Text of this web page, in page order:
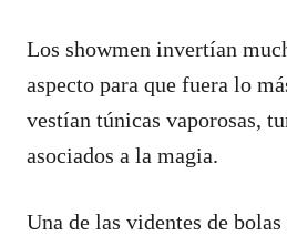
Los showmen invertían
aspecto para que fuera lo
vestían túnicas vaporosas,
asociados a la magia.
Una de las videntes de